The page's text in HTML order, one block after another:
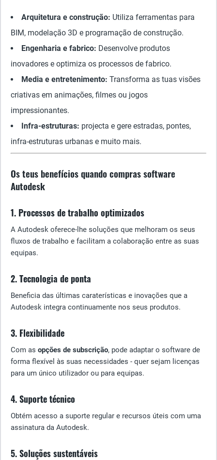
Arquitetura e construção: Utiliza ferramentas para
BIM, modelação 3D e programação de construção.
Engenharia e fabrico: Desenvolve produtos
inovadores e optimiza os processos de fabrico.
Media e entretenimento: Transforma as tuas visões
criativas em animações, filmes ou jogos
impressionantes.
Infra-estruturas: projecta e gere estradas, pontes,
infra-estruturas urbanas e muito mais.
Os teus benefícios quando compras software
Autodesk
1. Processos de trabalho optimizados
A Autodesk oferece-lhe soluções que melhoram os seus
fluxos de trabalho e facilitam a colaboração entre as suas
equipas.
2. Tecnologia de ponta
Beneficia das últimas caraterísticas e inovações que a
Autodesk integra continuamente nos seus produtos.
3. Flexibilidade
Com as opções de subscrição, pode adaptar o software de
forma flexível às suas necessidades - quer sejam licenças
para um único utilizador ou para equipas.
4. Suporte técnico
Obtém acesso a suporte regular e recursos úteis com uma
assinatura da Autodesk.
5. Soluções sustentáveis